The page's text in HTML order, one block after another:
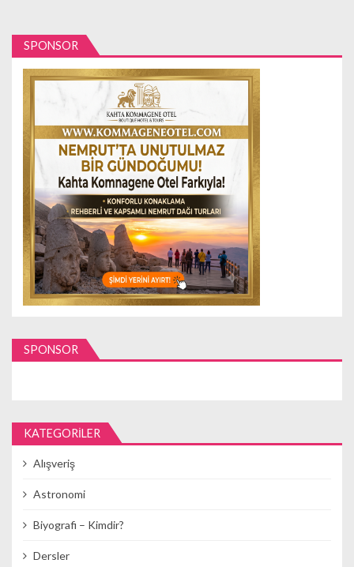
SPONSOR
SPONSOR
KATEGORILER
Alışveriş
Astronomi
Biyografi – Kimdir?
Dersler